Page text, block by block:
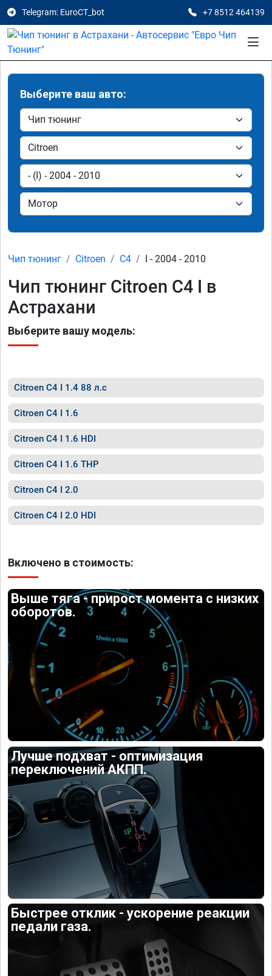
Telegram: EuroCT_bot +7 8512 464139
Выберите ваш авто:
Чип тюнинг Citroen C4 I - 2004 - 2010
Чип тюнинг Citroen C4 I в
Астрахани
Выберите вашу модель:
Citroen C4 I 1.4 88 л.с
Citroen C4 I 1.6
Citroen C4 I 1.6 HDI
Citroen C4 I 1.6 THP
Citroen C4 I 2.0
Citroen C4 I 2.0 HDI
Включено в стоимость:
Выше тяга - прирост момента с низких
оборотов.
Лучше подхват - оптимизация
переключений АКПП.
Быстрее отклик - ускорение реакции
педали газа.